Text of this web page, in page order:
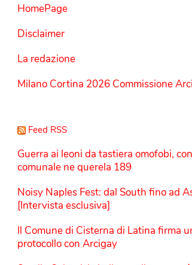
HomePage
Disclaimer
La redazione
Milano Cortina 2026 Commissione
Feed RSS
Guerra ai leoni da tastiera omofobi,
comunale ne querela 189
Noisy Naples Fest: dal South fino ad
[Intervista esclusiva]
Il Comune di Cisterna di Latina firma
protocollo con Arcigay